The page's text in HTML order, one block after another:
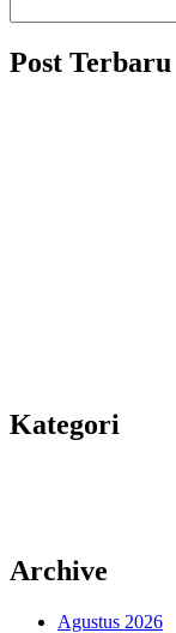
Post Terbaru
Kategori
Archive
Agustus 2026